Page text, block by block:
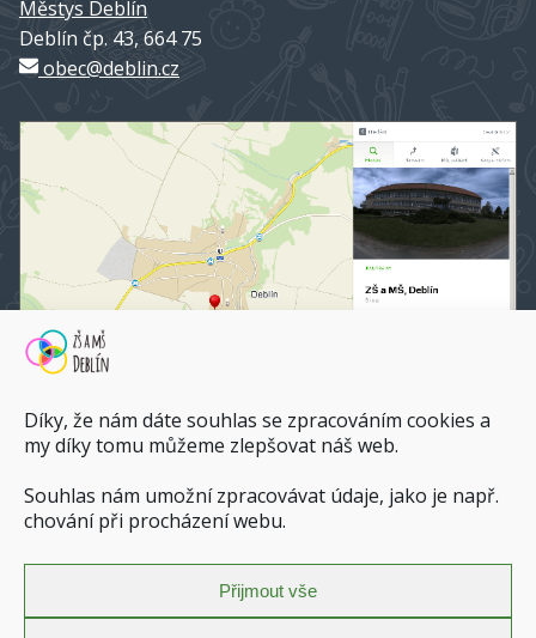
Díky, že nám dáte souhlas se zpracováním cookies a
my díky tomu můžeme zlepšovat náš web.
Souhlas nám umožní zpracovávat údaje, jako je např.
chování při procházení webu.
Přijmout vše
Městys Deblín
Deblín čp. 43, 664 75
obec@deblin.cz
ZŠ a MŠ Deblín na mapy.cz
Dopravní spojení do ZŠ a MŠ Deblín
Zásady ochrany osobních údajů